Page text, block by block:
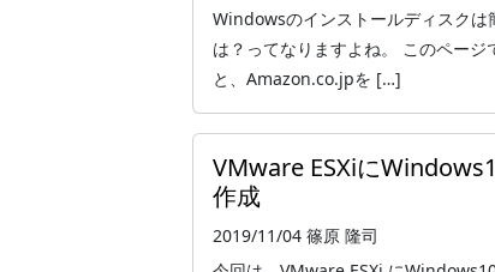
Windowsのインストールディスクは
は？ってなりますよね。 このペー
と、Amazon.co.jpを […]
VMware ESXiに
作成
2019/11/04 篠原 隆司